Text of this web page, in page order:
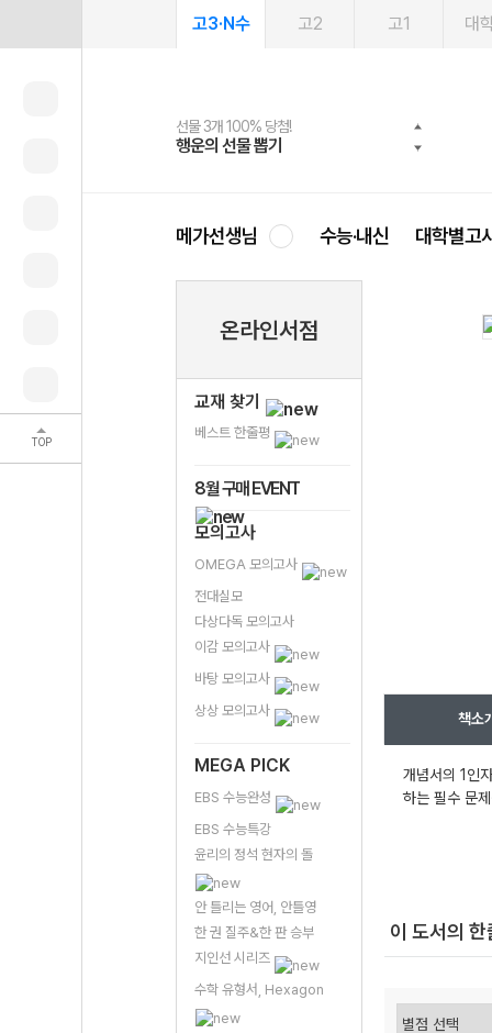
TOP
고3·N수 고2 고1 대
선물 3개 100% 당첨!
행운의 선물 뽑기
선물 100% 증정!
메가스터디 X 올리브
여름방학 스터디 캐시백
메가런 썸머스쿨
2027 러셀 단과
강사 공개선발
스마트러닝앱
설문 EVENT
메가패스
3일 무료 체험권
메가패스 수강생 무료혜택!
메가클럽 멤버십
사회공헌 캠페인
희망이룸 메가나눔
메가선생님 수능·내신 대학별고
온라인서점
교재 찾기
베스트 한줄평
8월 구매 EVENT
모의고사
OMEGA 모의고사
전대실모
다상다독 모의고사
이감 모의고사
바탕 모의고사
상상 모의고사
MEGA PICK
EBS 수능완성
EBS 수능특강
윤리의 정석 현자의 돌
안 틀리는 영어, 안틀영
한 권 질주&한 판 승부
지인선 시리즈
수학 유형서, Hexagon
책소
개념서의 1인
하는 필수 문
이 도서의 한